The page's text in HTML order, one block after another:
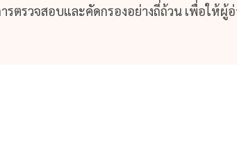
รตรวจสอบและคัดกรองอย่างถี่ถ้วน เพื่อให้ผู้